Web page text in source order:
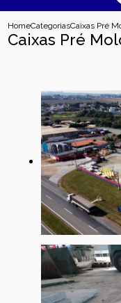
HomeCategoriasCaixas Pré
Caixas Pré